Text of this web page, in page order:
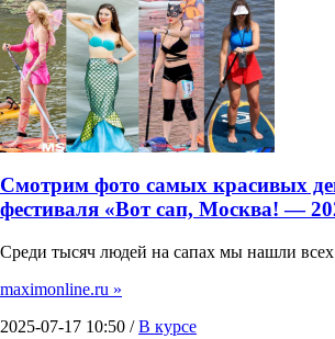
Смотрим фото самых красивых
фестиваля «Вот сап, Москва! —
Среди тысяч людей на сапах мы нашли всех
maximonline.ru »
2025-07-17 10:50 /В курсе